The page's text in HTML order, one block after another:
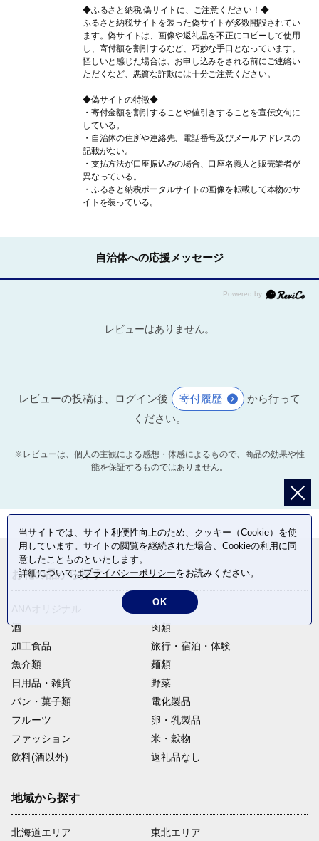
◆ふるさと納税 偽サイトに、ご注意ください！◆
ふるさと納税サイトを装った偽サイトが多数開設されてい
ます。偽サイトは、画像や返礼品を不正にコピーして使用
し、寄付額を割引するなど、巧妙な手口となっています。
怪しいと感じた場合は、お申し込みをされる前にご連絡い
ただくなど、悪質な詐欺には十分ご注意ください。
◆偽サイトの特徴◆
・寄付金額を割引することや値引きすることを宣伝文句に
している。
・自治体の住所や連絡先、電話番号及びメールアドレスの
記載がない。
・支払方法が口座振込みの場合、口座名義人と販売業者が
異なっている。
・ふるさと納税ポータルサイトの画像を転載して本物のサ
イトを装っている。
自治体への応援メッセージ
レビューはありません。
レビューの投稿は、ログイン後 寄付履歴
から行って
ください。
※レビューは、個人の主観による感想・体感によるもので、商品の効果や性
能を保証するものではありません。
お礼の品から探す
定期便
酒
肉類
加工食品
旅行・宿泊・体験
魚介類
麺類
日用品・雑貨
野菜
パン・菓子類
電化製品
フルーツ
卵・乳製品
ファッション
米・穀物
飲料(酒以外)
返礼品なし
地域から探す
北海道エリア
東北エリア
当サイトでは、サイト利便性向上のため、クッキー（Cookie）を使
用しています。サイトの閲覧を継続された場合、Cookieの利用に同
意したことものといたします。
詳細についてはプライバシーポリシーをお読みください。
OK